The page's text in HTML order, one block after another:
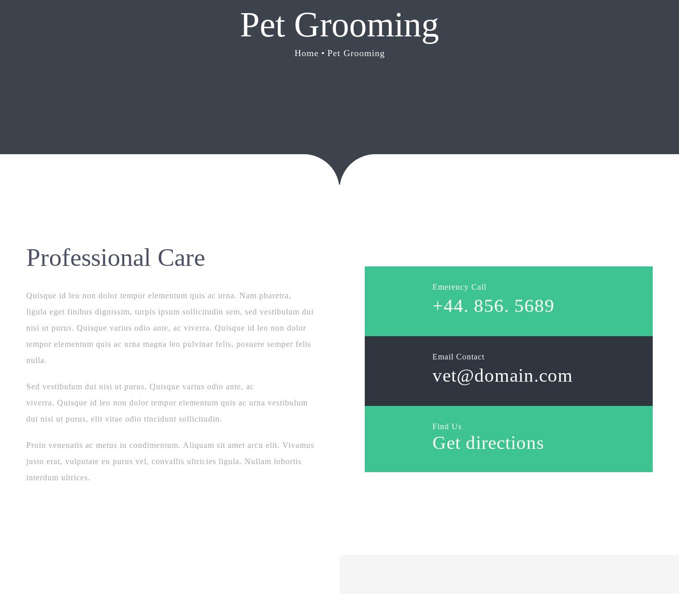
Pet Grooming
Home • Pet Grooming
Professional Care
Quisque id leo non dolor tempor elementum quis ac urna. Nam pharetra,
ligula eget finibus dignissim, turpis ipsum sollicitudin sem, sed vestibulum dui
nisi ut purus. Quisque varius odio ante, ac viverra. Quisque id leo non dolor
tempor elementum quis ac urna magna leo pulvinar felis, posuere semper felis
nulla.
Sed vestibulum dui nisi ut purus. Quisque varius odio ante, ac
viverra. Quisque id leo non dolor tempor elementum quis ac urna vestibulum
dui nisi ut purus, elit vitae odio tincidunt sollicitudin.
Proin venenatis ac metus in condimentum. Aliquam sit amet arcu elit. Vivamus
justo erat, vulputate eu purus vel, convallis ultricies ligula. Nullam lobortis
interdum ultrices.
Emerency Call
+44. 856. 5689
Email Contact
vet@domain.com
Find Us
Get directions